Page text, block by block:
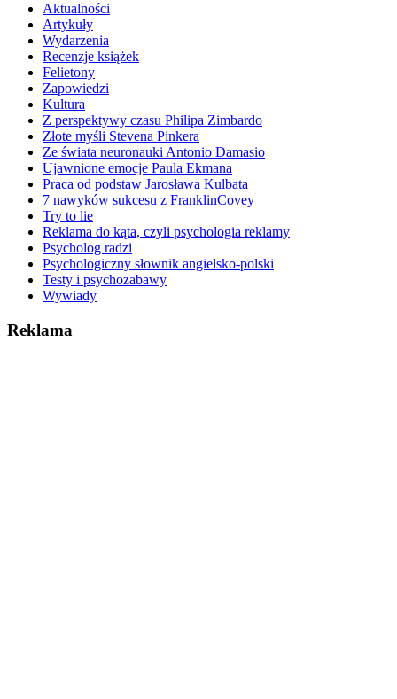
Aktualności
Artykuły
Wydarzenia
Recenzje książek
Felietony
Zapowiedzi
Kultura
Z perspektywy czasu Philipa Zimbardo
Złote myśli Stevena Pinkera
Ze świata neuronauki Antonio Damasio
Ujawnione emocje Paula Ekmana
Praca od podstaw Jarosława Kulbata
7 nawyków sukcesu z FranklinCovey
Try to lie
Reklama do kąta, czyli psychologia reklamy
Psycholog radzi
Psychologiczny słownik angielsko-polski
Testy i psychozabawy
Wywiady
Reklama